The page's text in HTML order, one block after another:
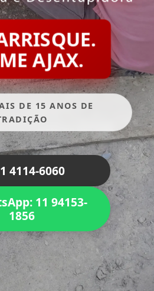
AJAX.
DE 15 ANOS DE
4114-6060
11 94153-
1856